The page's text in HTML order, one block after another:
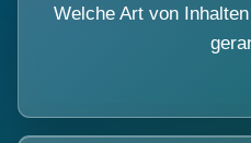
Welche Art von